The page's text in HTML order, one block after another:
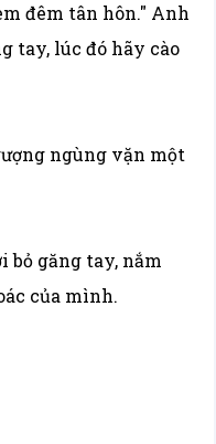
đêm tân hôn." Anh
tay, lúc đó hãy cào
ngùng vặn một
bỏ găng tay, nắm
của mình.